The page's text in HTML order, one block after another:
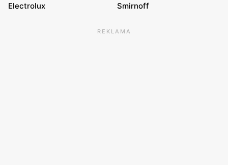
Electrolux
Smirnoff
REKLAMA